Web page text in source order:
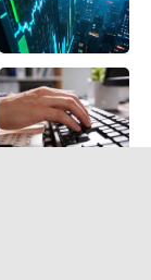
政府事务部
大妈销售的
牧歌的牛腱